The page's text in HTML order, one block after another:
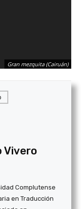
Gran mezquita (Cairuán)
Vivero
Complutense
en Traducción